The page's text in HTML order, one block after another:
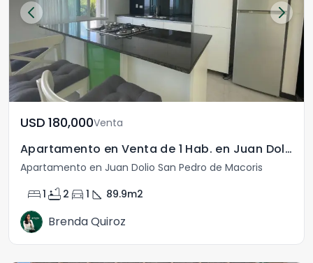
USD	180,000Venta
Apartamento en Venta de 1 Hab. en Juan Dolio
Apartamento en Juan Dolio San Pedro de Macoris
bed1 bathtub 2 directions_car 1 square_foot 89.9m2
Brenda Quiroz